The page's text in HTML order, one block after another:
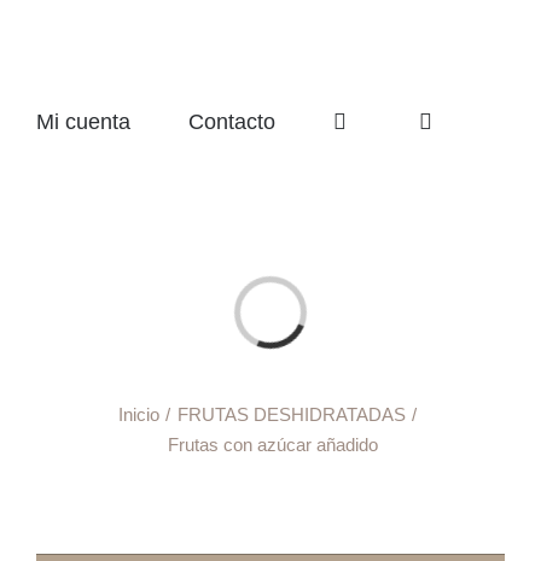
Mi cuenta Contacto
Cargando...
Inicio
FRUTAS DESHIDRATADAS
Frutas con azúcar añadido